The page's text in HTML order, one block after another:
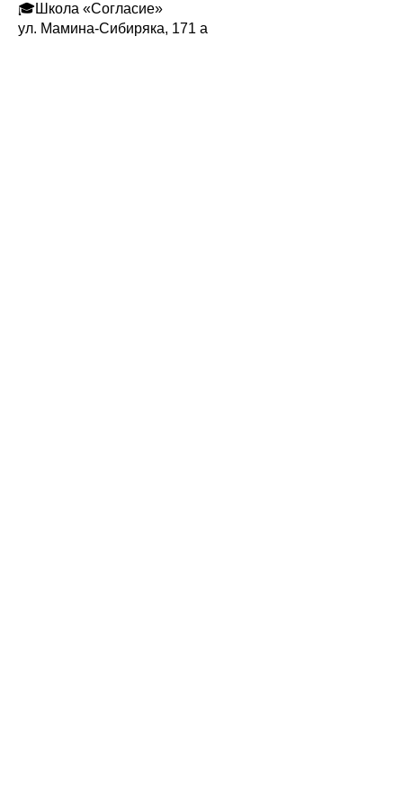
🎓Школа «Согласие»
ул. Мамина-Сибиряка, 171 а